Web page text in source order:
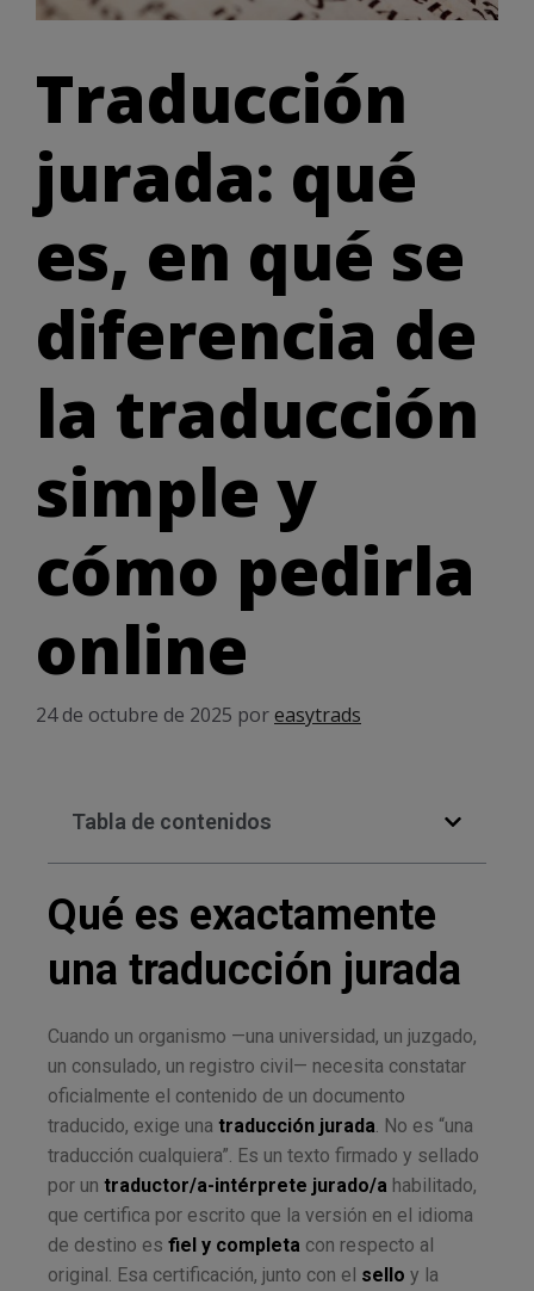
Traducción
jurada: qué
es, en qué se
diferencia de
la traducción
simple y
cómo pedirla
online
24 de octubre de 2025 poreasytrads
Tabla de contenidos
Qué es exactamente
una traducción jurada
Cuando un organismo —una universidad, un juzgado,
un consulado, un registro civil— necesita constatar
oficialmente el contenido de un documento
traducido, exige una traducción jurada . No es “una
traducción cualquiera”. Es un texto firmado y sellado
por un traductor/a-intérprete jurado/a habilitado,
que certifica por escrito que la versión en el idioma
de destino es fiel y completa con respecto al
original. Esa certificación, junto con el sello y la